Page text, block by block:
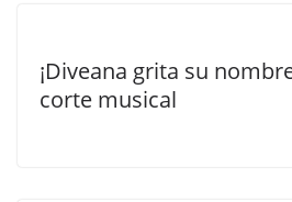
¡Diveana grita su
corte musical